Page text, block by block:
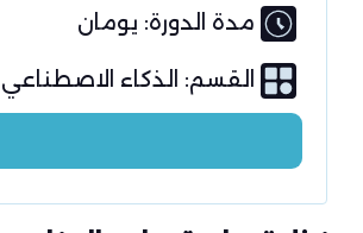
مدة الدورة: يومان
القسم: الذكاء الاصطناعي